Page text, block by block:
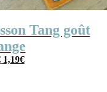
Tang goût
Le
prix
1,19€Le
prix